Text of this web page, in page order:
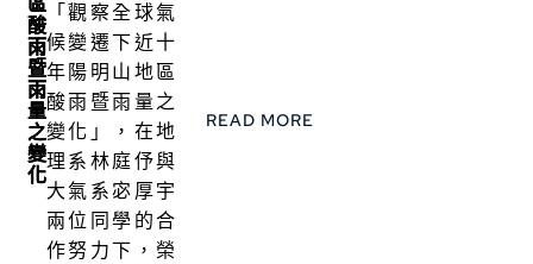
酸
雨
暨
雨
量
之
變
化
「觀察全球氣
候變遷下近十
年陽明山地區
酸雨暨雨量之
變化」，在地
理系林庭伃與
大氣系宓厚宇
兩位同學的合
作努力下，榮
READ MORE